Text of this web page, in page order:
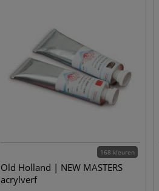
168 kleuren
Old Holland | NEW MASTERS
acrylverf